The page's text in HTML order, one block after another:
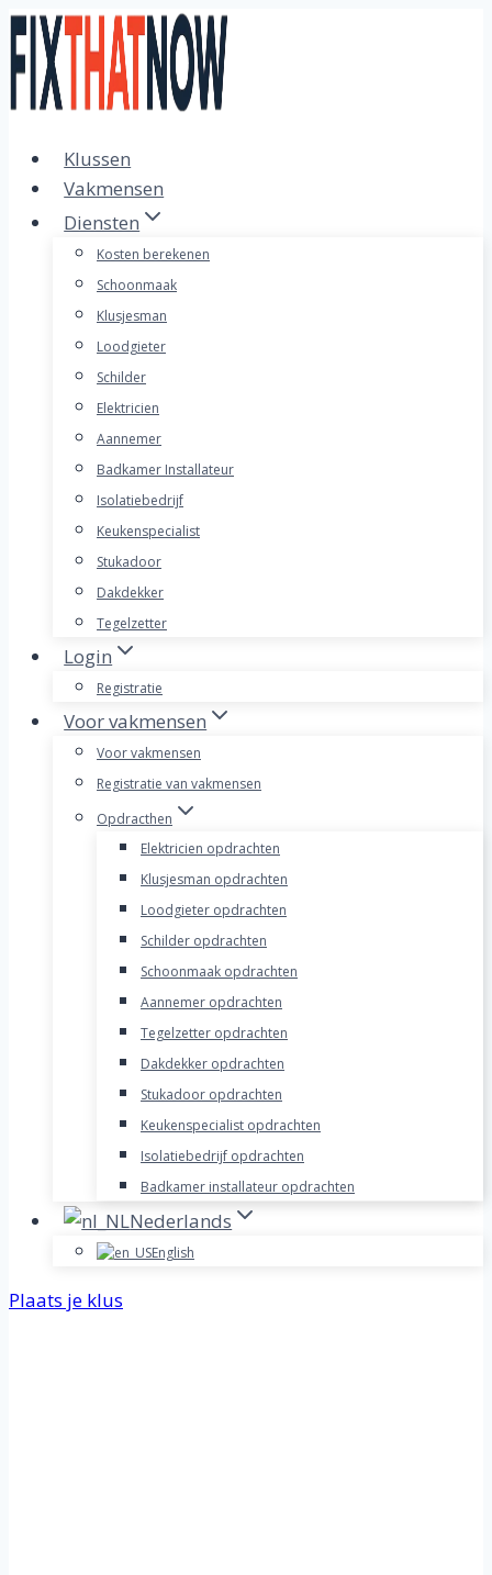
Doorgaan
naar
inhoud
Klussen
Vakmensen
Diensten
Kosten berekenen
Schoonmaak
Klusjesman
Loodgieter
Schilder
Elektricien
Aannemer
Badkamer Installateur
Isolatiebedrijf
Keukenspecialist
Stukadoor
Dakdekker
Tegelzetter
Login
Registratie
Voor vakmensen
Voor vakmensen
Registratie van vakmensen
Opdracthen
Elektricien opdrachten
Klusjesman opdrachten
Loodgieter opdrachten
Schilder opdrachten
Schoonmaak opdrachten
Aannemer opdrachten
Tegelzetter opdrachten
Dakdekker opdrachten
Stukadoor opdrachten
Keukenspecialist opdrachten
Isolatiebedrijf opdrachten
Badkamer installateur opdrachten
Nederlands
English
Plaats je klus